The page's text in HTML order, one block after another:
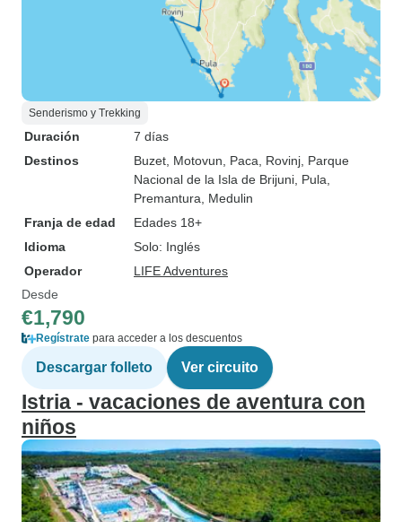
Senderismo y Trekking
Duración
7 días
Destinos
Buzet , Motovun , Paca , Rovinj , Parque
Nacional de la Isla de Brijuni , Pula
Premantura , Medulin
Franja de edad
Edades 18+
Idioma
Solo: Inglés
Operador
LIFE Adventures
Desde
€1,790
Regístrate para acceder a los descuentos
Descargar folleto Ver circuito
Istria - vacaciones de aventura con
niños